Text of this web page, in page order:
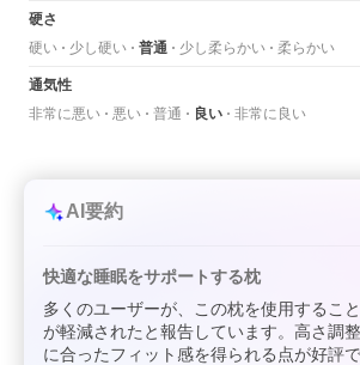
硬さ
硬い
少し硬い 普通 少し柔らかい 柔らかい
通気性
非常に悪い
悪い 普通 良い 非常に良い
AI要約
快適な睡眠をサポートする枕
多くのユーザーが、この枕を使用するこ
が軽減されたと報告しています。高さ調
に合ったフィット感を得られる点が好評